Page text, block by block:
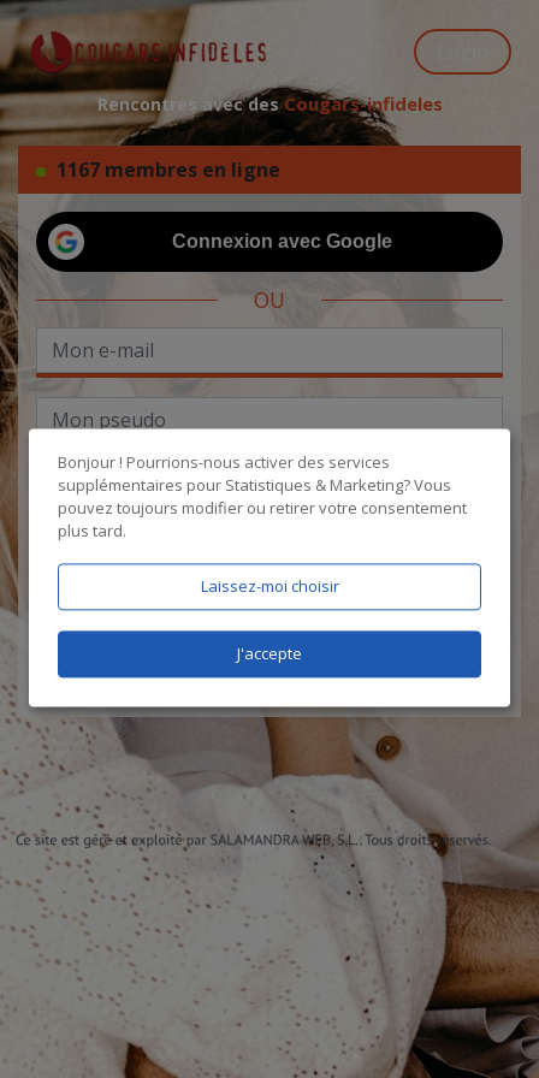
Rencontres avec desCougars-infideles
1167 membres en ligne
Connexion avec Google
OU
certifie être âgé de plus de 18 ans
Bonjour ! Pourrions-nous activer des services
supplémentaires pour Statistiques & Marketing? Vous
pouvez toujours modifier ou retirer votre consentement
plus tard.
Laissez-moi choisir
J'accepte